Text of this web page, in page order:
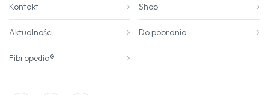
Kontakt Shop
Aktualności Do pobrania
Fibropedia®